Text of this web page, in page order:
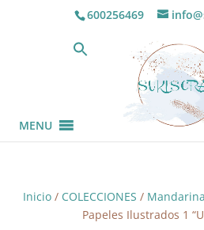
600256469
MENU
Inicio/ COLECCIONES /
Papeles Ilustrados 1